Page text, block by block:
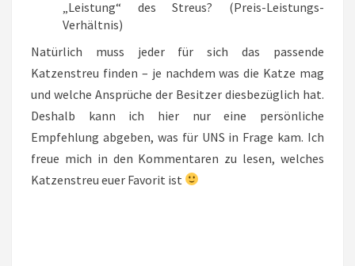
„Leistung“ des Streus? (Preis-Leistungs-
Verhältnis)
Natürlich muss jeder für sich das passende
Katzenstreu finden – je nachdem was die Katze mag
und welche Ansprüche der Besitzer diesbezüglich hat.
Deshalb kann ich hier nur eine persönliche
Empfehlung abgeben, was für UNS in Frage kam. Ich
freue mich in den Kommentaren zu lesen, welches
Katzenstreu euer Favorit ist